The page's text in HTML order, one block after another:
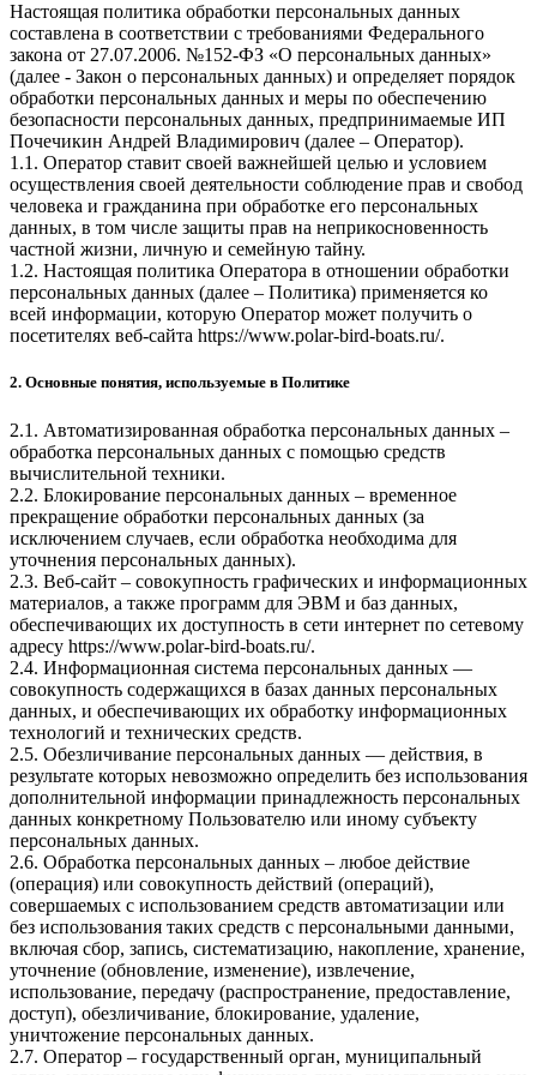
Настоящая политика обработки персональных данных
составлена в соответствии с требованиями Федерального
закона от 27.07.2006. №152-ФЗ «О персональных данных»
(далее - Закон о персональных данных) и определяет порядок
обработки персональных данных и меры по обеспечению
безопасности персональных данных, предпринимаемые ИП
Почечикин Андрей Владимирович (далее – Оператор).
1.1. Оператор ставит своей важнейшей целью и условием
осуществления своей деятельности соблюдение прав и свобод
человека и гражданина при обработке его персональных
данных, в том числе защиты прав на неприкосновенность
частной жизни, личную и семейную тайну.
1.2. Настоящая политика Оператора в отношении обработки
персональных данных (далее – Политика) применяется ко
всей информации, которую Оператор может получить о
посетителях веб-сайта https://www.polar-bird-boats.ru/.
2. Основные понятия, используемые в Политике
2.1. Автоматизированная обработка персональных данных –
обработка персональных данных с помощью средств
вычислительной техники.
2.2. Блокирование персональных данных – временное
прекращение обработки персональных данных (за
исключением случаев, если обработка необходима для
уточнения персональных данных).
2.3. Веб-сайт – совокупность графических и информационных
материалов, а также программ для ЭВМ и баз данных,
обеспечивающих их доступность в сети интернет по сетевому
адресу https://www.polar-bird-boats.ru/.
2.4. Информационная система персональных данных —
совокупность содержащихся в базах данных персональных
данных, и обеспечивающих их обработку информационных
технологий и технических средств.
2.5. Обезличивание персональных данных — действия, в
результате которых невозможно определить без использования
дополнительной информации принадлежность персональных
данных конкретному Пользователю или иному субъекту
персональных данных.
2.6. Обработка персональных данных – любое действие
(операция) или совокупность действий (операций),
совершаемых с использованием средств автоматизации или
без использования таких средств с персональными данными,
включая сбор, запись, систематизацию, накопление, хранение,
уточнение (обновление, изменение), извлечение,
использование, передачу (распространение, предоставление,
доступ), обезличивание, блокирование, удаление,
уничтожение персональных данных.
2.7. Оператор – государственный орган, муниципальный